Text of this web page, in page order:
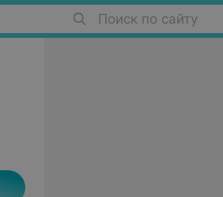
Поиск по сайту